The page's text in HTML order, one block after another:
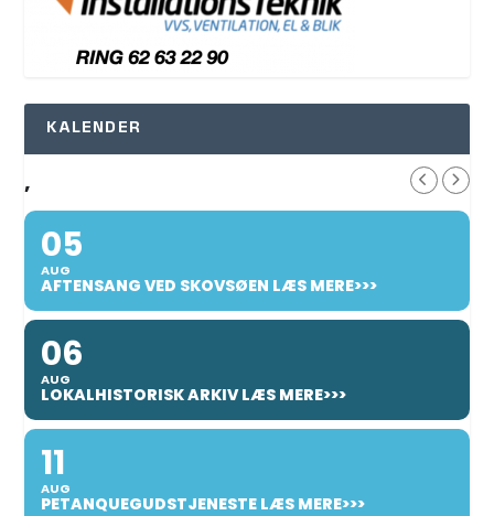
KALENDER
,
05
AUG
AFTENSANG VED SKOVSØEN LÆS MERE>>>
06
AUG
LOKALHISTORISK ARKIV LÆS MERE>>>
11
AUG
PETANQUEGUDSTJENESTE LÆS MERE>>>